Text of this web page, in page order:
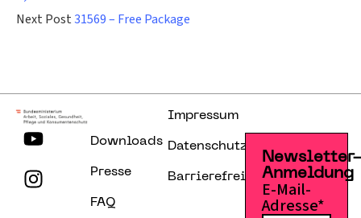
Next Post31569 – Free Package
Downloads
Presse
FAQ
Impressum
Datenschutzerklärung
Barrierefreiheitserklärung
Anmeldung
E-Mail-
Adresse*